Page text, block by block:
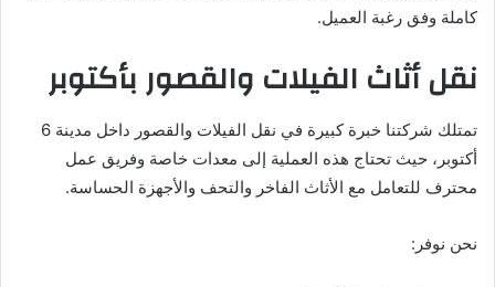
كاملة وفق رغبة العميل.
نقل أثاث الفيلات والقصور بأكتوبر
تمتلك شركتنا خبرة كبيرة في نقل الفيلات والقصور داخل مدينة 6
أكتوبر، حيث تحتاج هذه العملية إلى معدات خاصة وفريق عمل
محترف للتعامل مع الأثاث الفاخر والتحف والأجهزة الحساسة.
نحن نوفر: